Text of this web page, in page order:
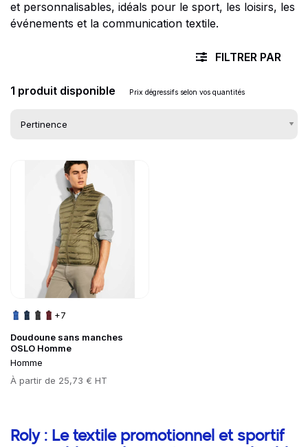
et personnalisables, idéals pour le sport, les loisirs, les
événements et la communication textile.
1 produit disponible Prix dégressifs selon vos quantités
Liste des produits
Doudoune sans manches
OSLO Homme
Homme
Prix
À partir de 25,73 € HT
+7
Go to product page
Informations complémentaires
Roly : Le textile promotionnel et sportif
FILTRER PAR